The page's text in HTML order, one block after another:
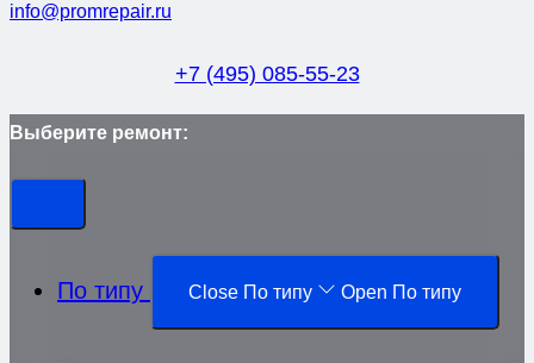
info@promrepair.ru
+7 (495) 085-55-23
Выберите ремонт:
По типу Close По типу Open По типу